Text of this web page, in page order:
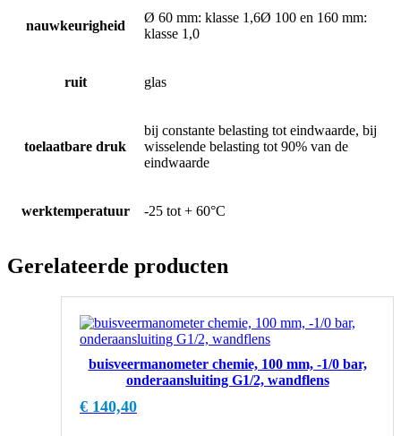
nauwkeurigheid
Ø 60 mm: klasse 1,6Ø 100 en 160 mm:
klasse 1,0
ruit glas
toelaatbare druk
bij constante belasting tot eindwaarde, bij
wisselende belasting tot 90% van de
eindwaarde
werktemperatuur -25 tot + 60°C
Gerelateerde producten
buisveermanometer chemie, 100 mm, -1/0 bar,
onderaansluiting G1/2, wandflens
€ 140,40